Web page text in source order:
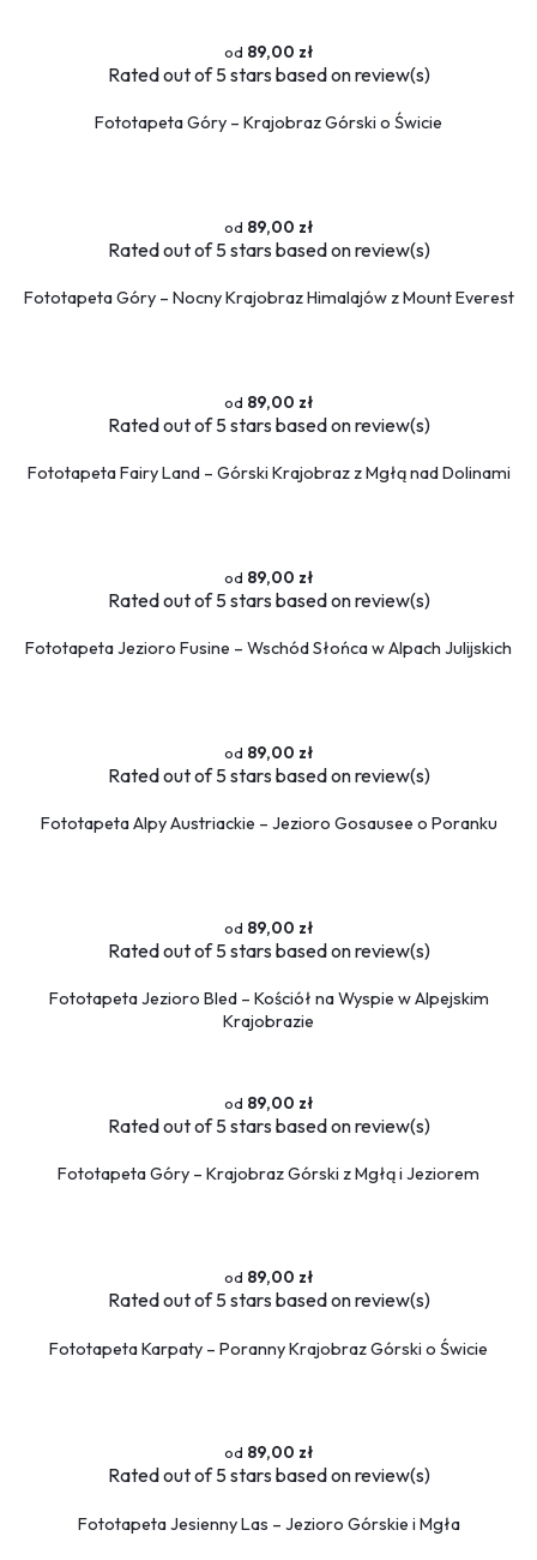
Dzikie
Flamingi
Religijne
Militaria
89,00 zł
Ratedout of 5 stars based onreview(s)
Fototapeta Góry – Krajobraz Górski o Świcie
89,00 zł
Ratedout of 5 stars based onreview(s)
Fototapeta Góry – Nocny Krajobraz Himalajów z Mount Everest
89,00 zł
Ratedout of 5 stars based onreview(s)
Fototapeta Fairy Land – Górski Krajobraz z Mgłą nad Dolinami
89,00 zł
Ratedout of 5 stars based onreview(s)
Fototapeta Jezioro Fusine – Wschód Słońca w Alpach Julijskich
89,00 zł
Ratedout of 5 stars based onreview(s)
Fototapeta Alpy Austriackie – Jezioro Gosausee o Poranku
89,00 zł
Ratedout of 5 stars based onreview(s)
Fototapeta Jezioro Bled – Kościół na Wyspie w Alpejskim
Krajobrazie
89,00 zł
Ratedout of 5 stars based onreview(s)
Fototapeta Góry – Krajobraz Górski z Mgłą i Jeziorem
89,00 zł
Ratedout of 5 stars based onreview(s)
Fototapeta Karpaty – Poranny Krajobraz Górski o Świcie
89,00 zł
Ratedout of 5 stars based onreview(s)
Fototapeta Jesienny Las – Jezioro Górskie i Mgła